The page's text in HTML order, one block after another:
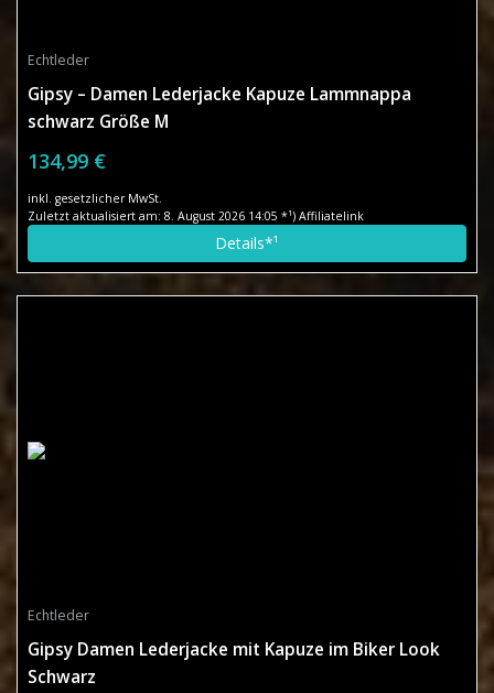
Echtleder
Gipsy – Damen Lederjacke Kapuze Lammnappa
schwarz Größe M
134,99 €
inkl. gesetzlicher MwSt.
Zuletzt aktualisiert am: 8. August 2026 14:05 *¹) Affiliatelink
Details*¹
Echtleder
Gipsy Damen Lederjacke mit Kapuze im Biker Look
Schwarz